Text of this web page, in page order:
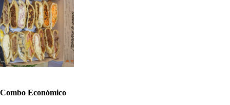
Combo Económico